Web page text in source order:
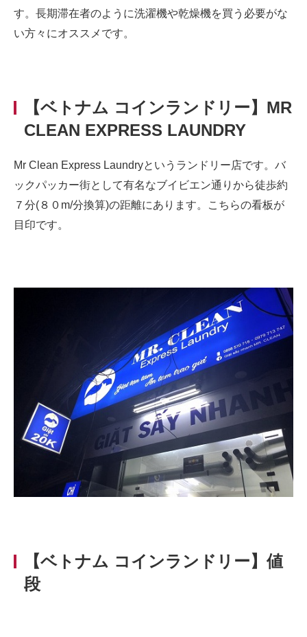
す。長期滞在者のように洗濯機や乾燥機を買う必要がな
い方々にオススメです。
【ベトナム コインランドリー】MR
CLEAN EXPRESS LAUNDRY
Mr Clean Express Laundryというランドリー店です。バ
ックパッカー街として有名なブイビエン通りから徒歩約
７分(８０m/分換算)の距離にあります。こちらの看板が
目印です。
【ベトナム コインランドリー】値
段